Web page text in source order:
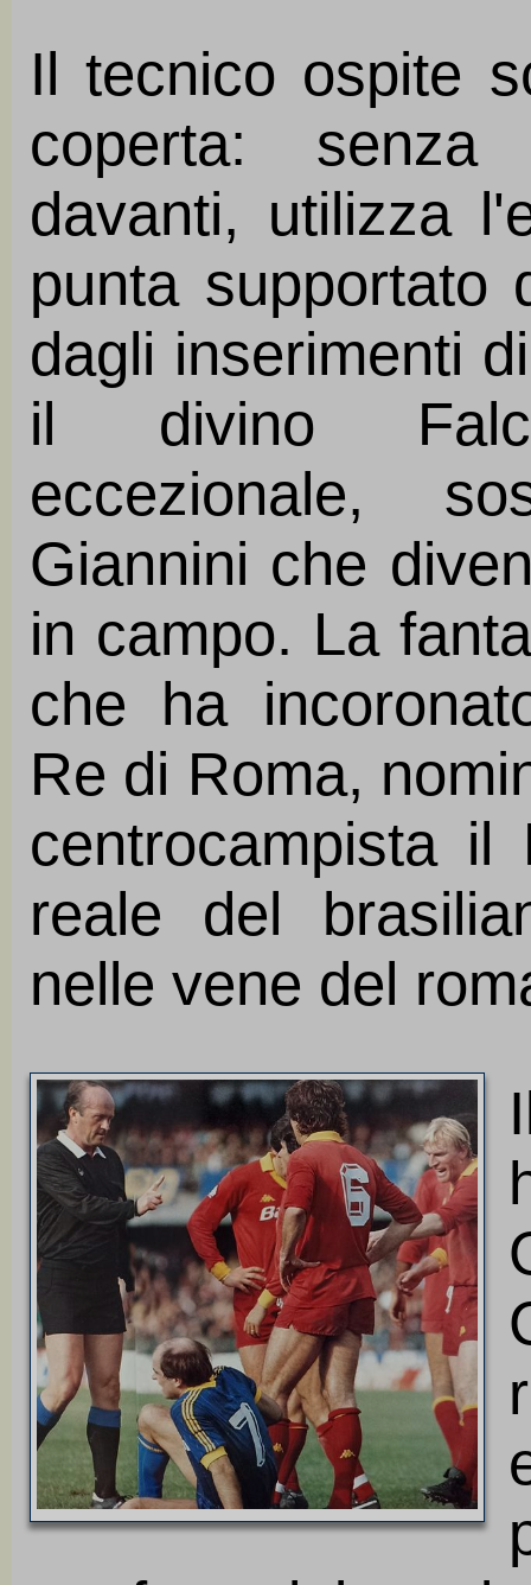
Il tecnico ospite
coperta:
davanti, utilizza
punta supportato
dagli inserimenti
il divino
eccezionale,
Giannini che
in campo. La
che ha
Re di Roma,
centrocampista
reale del
nelle vene del